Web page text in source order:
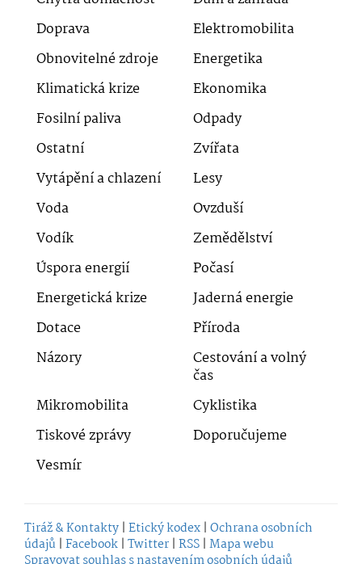
Doprava
Elektromobilita
Obnovitelné zdroje
Energetika
Klimatická krize
Ekonomika
Fosilní paliva
Odpady
Ostatní
Zvířata
Vytápění a chlazení
Lesy
Voda
Ovzduší
Vodík
Zemědělství
Úspora energií
Počasí
Energetická krize
Jaderná energie
Dotace
Příroda
Názory
Cestování a volný
čas
Mikromobilita
Cyklistika
Tiskové zprávy
Doporučujeme
Vesmír
Tiráž & Kontakty | Etický kodex | Ochrana osobních
údajů | Facebook | Twitter | RSS | Mapa webu